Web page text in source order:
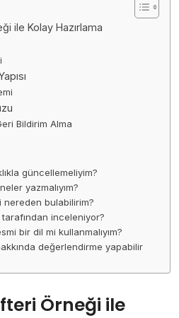
ile Kolay Hazırlama
Bildirim Alma
güncellemeliyim?
yazmalıyım?
nereden bulabilirim?
inceleniyor?
bir dil mi kullanmalıyım?
değerlendirme yapabilir
Örneği ile